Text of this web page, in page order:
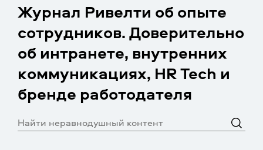
Журнал Ривелти об опыте
сотрудников. Доверительно
об интранете, внутренних
коммуникациях, HR Tech и
бренде работодателя